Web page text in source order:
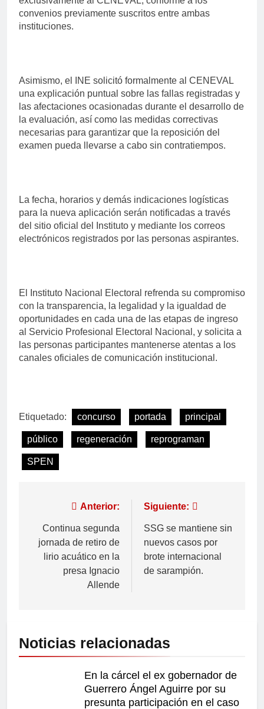
convenios previamente suscritos entre ambas
instituciones.
Asimismo, el INE solicitó formalmente al CENEVAL
una explicación puntual sobre las fallas registradas y
las afectaciones ocasionadas durante el desarrollo de
la evaluación, así como las medidas correctivas
necesarias para garantizar que la reposición del
examen pueda llevarse a cabo sin contratiempos.
La fecha, horarios y demás indicaciones logísticas
para la nueva aplicación serán notificadas a través
del sitio oficial del Instituto y mediante los correos
electrónicos registrados por las personas aspirantes.
El Instituto Nacional Electoral refrenda su compromiso
con la transparencia, la legalidad y la igualdad de
oportunidades en cada una de las etapas de ingreso
al Servicio Profesional Electoral Nacional, y solicita a
las personas participantes mantenerse atentas a los
canales oficiales de comunicación institucional.
Etiquetado: concurso portada principal
público regeneración reprograman
SPEN
Anterior:
Continua segunda
jornada de retiro de
lirio acuático en la
presa Ignacio
Allende
Siguiente:
SSG se mantiene sin
nuevos casos por
brote internacional
de sarampión.
Noticias relacionadas
En la cárcel el ex gobernador de
Guerrero Ángel Aguirre por su
presunta participación en el caso